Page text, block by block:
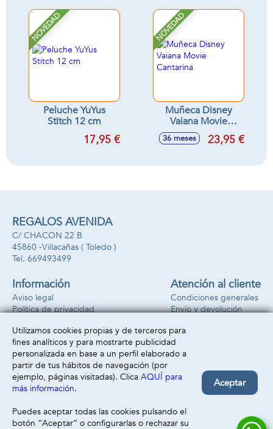
cm
NOVEDAD
Peluche YuYus
Stitch 12 cm
17,95 €
NOVEDAD
Muñeca Disney
Vaiana Movie
Cantarina
36 meses 23,95 €
REGALOS AVENIDA
C/ CHACON 22 B
45860 -Villacañas ( Toledo )
669493499
Información
Aviso legal
Política de privacidad
Atención al cliente
Condiciones generales
Envío y devolución
Formas de pago
Utilizamos cookies propias y de terceros para
fines analíticos y para mostrarte publicidad
personalizada en base a un perfil elaborado a
partir de tus hábitos de navegación (por
ejemplo, páginas visitadas). Clica AQUÍ para
más información.
Puedes aceptar todas las cookies pulsando el
botón “Aceptar” o configurarlas o rechazar su
Aceptar